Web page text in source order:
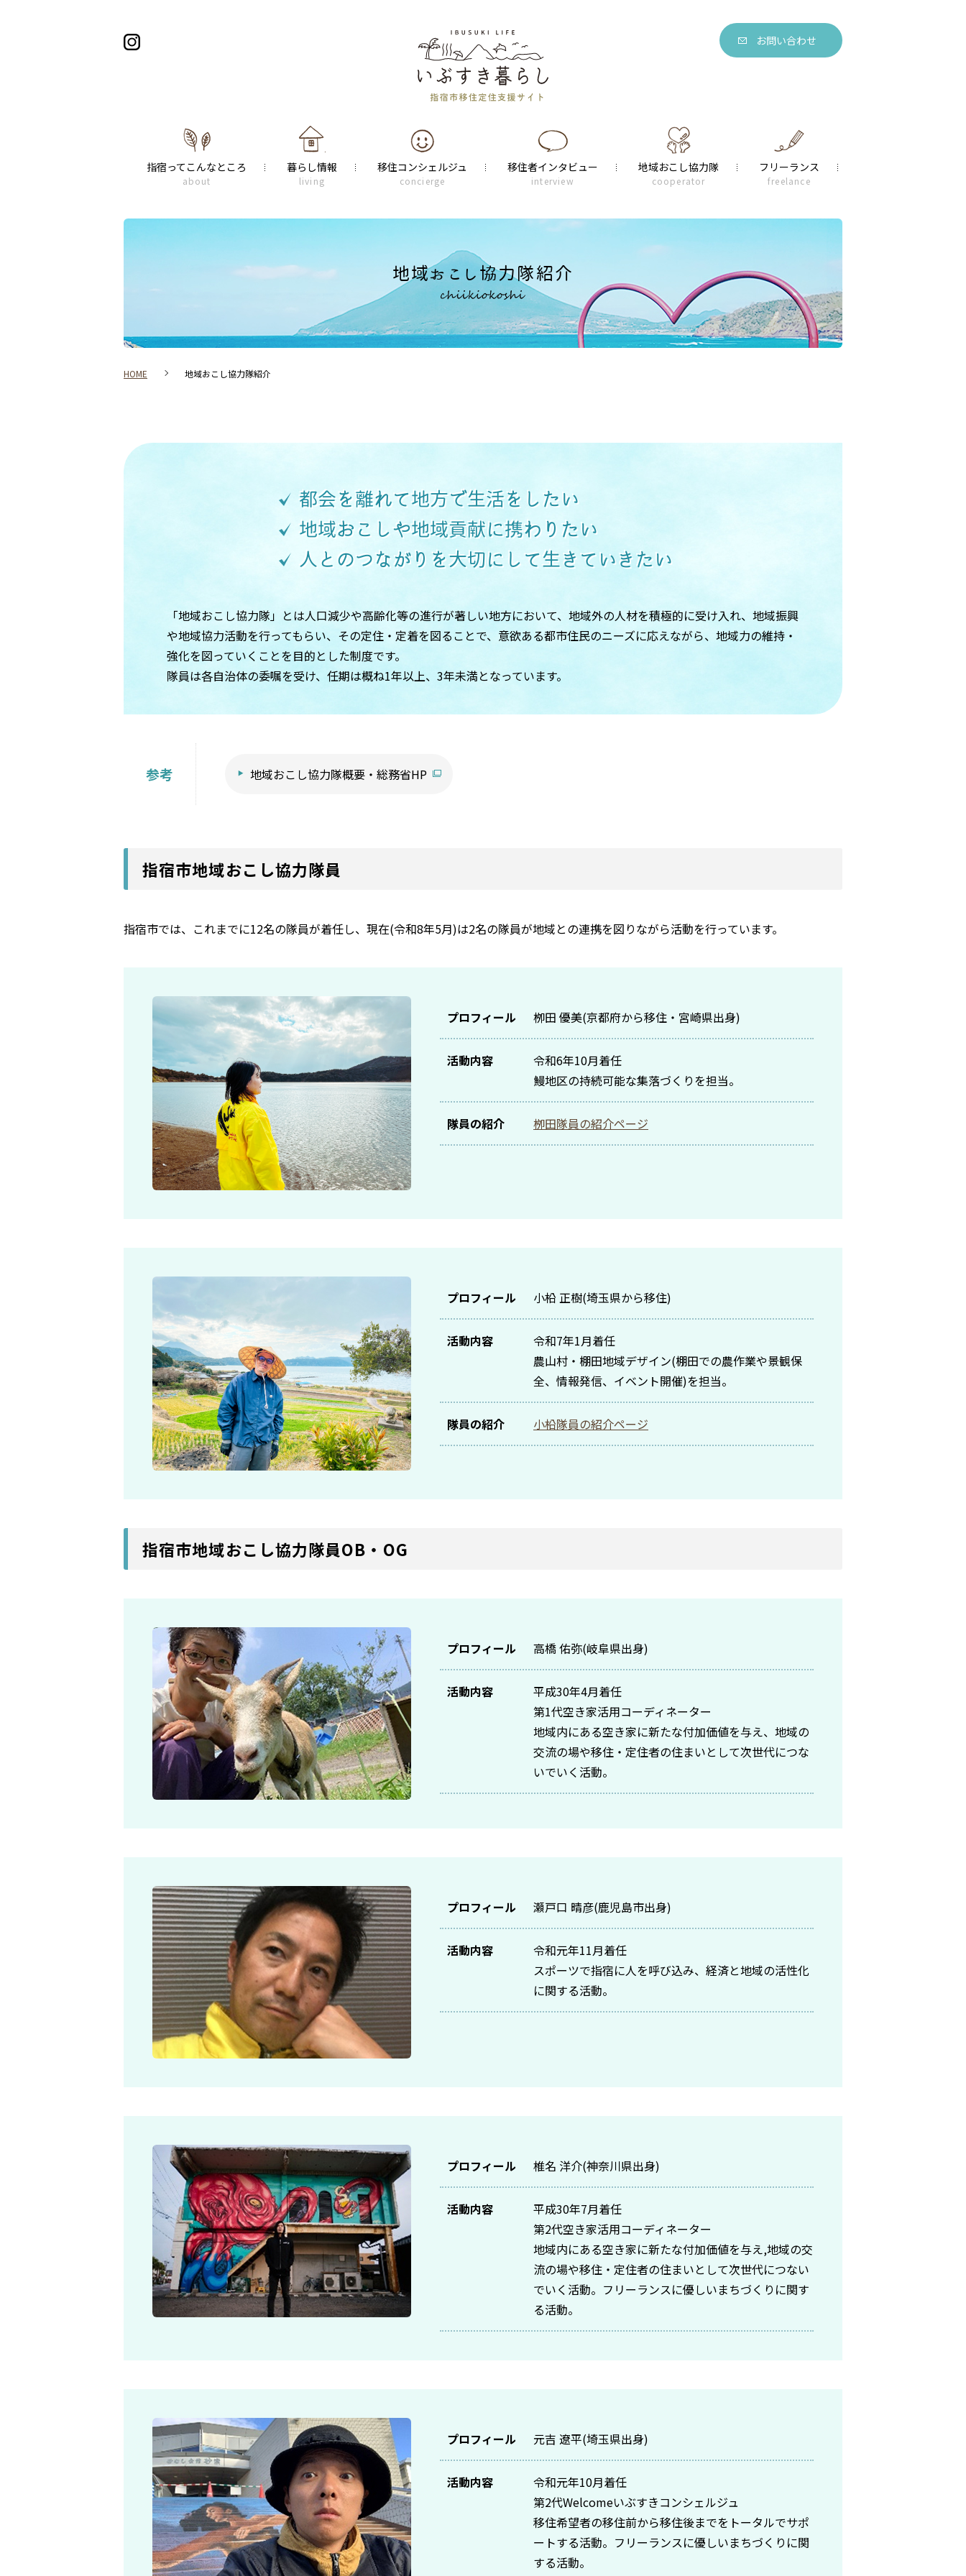
お問い合わせ
指宿ってこんなところ
about
暮らし情報
living
移住コンシェルジュ
concierge
移住者インタビュー
interview
地域おこし協力隊
cooperator
フリーランス
freelance
地域おこし協力隊紹介
HOME 地域おこし協力隊紹介
都会を離れて地方で生活をしたい
地域おこしや地域貢献に携わりたい
人とのつながりを大切にして生きていきたい
「地域おこし協力隊」とは人口減少や高齢化等の進行が著しい地方において、地域外の人材を積極的に受け入れ、地域振興
や地域協力活動を行ってもらい、その定住・定着を図ることで、意欲ある都市住民のニーズに応えながら、地域力の維持・
強化を図っていくことを目的とした制度です。
隊員は各自治体の委嘱を受け、任期は概ね1年以上、3年未満となっています。
参考 地域おこし協力隊概要・総務省HP
指宿市地域おこし協力隊員
指宿市では、これまでに12名の隊員が着任し、現在(令和8年5月)は2名の隊員が地域との連携を図りながら活動を行っています。
プロフィール 栁田 優美(京都府から移住・宮崎県出身)
活動内容
令和6年10月着任
鰻地区の持続可能な集落づくりを担当。
隊員の紹介 栁田隊員の紹介ページ
プロフィール 小柗 正樹(埼玉県から移住)
活動内容
令和7年1月着任
農山村・棚田地域デザイン(棚田での農作業や景観保
全、情報発信、イベント開催)を担当。
隊員の紹介 小柗隊員の紹介ページ
指宿市地域おこし協力隊員OB・OG
プロフィール 高橋 佑弥(岐阜県出身)
活動内容
平成30年4月着任
第1代空き家活用コーディネーター
地域内にある空き家に新たな付加価値を与え、地域の
交流の場や移住・定住者の住まいとして次世代につな
いでいく活動。
プロフィール 瀬戸口 晴彦(鹿児島市出身)
活動内容
令和元年11月着任
スポーツで指宿に人を呼び込み、経済と地域の活性化
に関する活動。
プロフィール 椎名 洋介(神奈川県出身)
活動内容
平成30年7月着任
第2代空き家活用コーディネーター
地域内にある空き家に新たな付加価値を与え,地域の交
流の場や移住・定住者の住まいとして次世代につない
でいく活動。フリーランスに優しいまちづくりに関す
る活動。
プロフィール 元吉 遼平(埼玉県出身)
活動内容
令和元年10月着任
第2代Welcomeいぶすきコンシェルジュ
移住希望者の移住前から移住後までをトータルでサポ
ートする活動。フリーランスに優しいまちづくりに関
する活動。